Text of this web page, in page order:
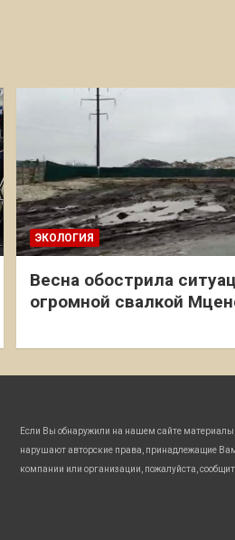
ЭКОЛОГИЯ
Весна обострила
огромной свалкой
Если Вы обнаружили на нашем сайте
нарушают авторские права, принадлежащие
компании или организации, пожалуйста,